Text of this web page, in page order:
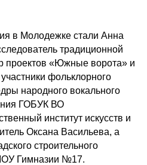
в Молодежке стали Анна
традиционной
проектов «Южные ворота» и
фольклорного
народного вокального
ГОБУК ВО
институт искусств и
Оксана Васильева, а
строительного
Гимназии №17.